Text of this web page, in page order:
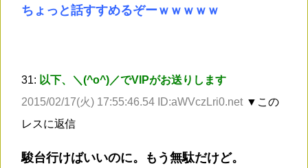
ちょっと話すすめるぞーｗｗｗｗｗ
31: 以下、＼(^o^)／でVIPがお送りします
2015/02/17(火) 17:55:46.54 ID:aWVczLri0.net ▼この
レスに返信
駿台行けばいいのに。もう無駄だけど。